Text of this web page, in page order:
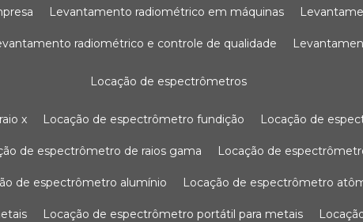
levantamento radiométrico em máquinas
radiométrico e controle de qualidade
locação de espectrômetros
x locação de espectrômetro fundição locação de
de espectrômetro de raios gama locação de
de espectrômetro alumínio locação de espectrômetro
locação de espectrômetro portátil para metais